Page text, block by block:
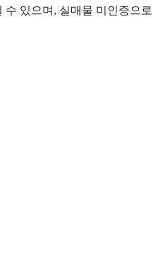
있으며, 실매물 미인증으로